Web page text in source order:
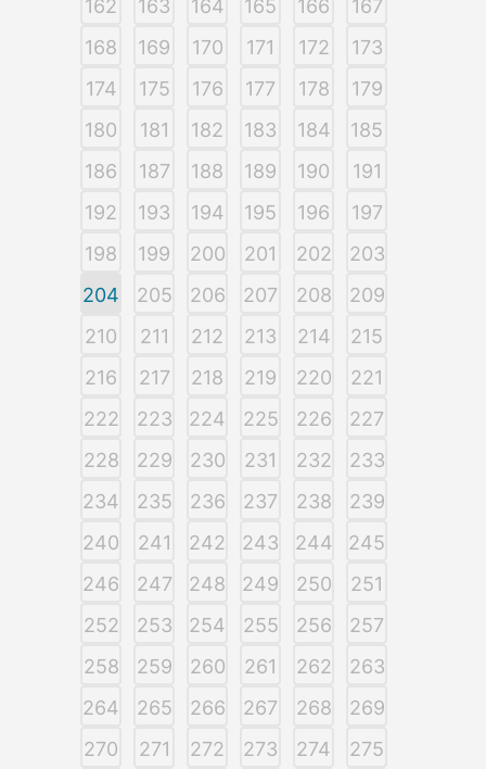
162
163 164 165 166
167
168
169 170 171 172
173
174
175 176 177 178
179
180
181 182 183 184
185
186
187 188 189 190
191
192
193 194 195 196
197
198
199 200 201 202
203
204
205 206 207 208
209
210
211 212 213 214
215
216
217 218 219 220
221
222
223 224 225 226
227
228
229 230 231 232
233
234
235 236 237 238
239
240
241 242 243 244
245
246
247 248 249 250
251
252
253 254 255 256
257
258
259 260 261 262
263
264
265 266 267 268
269
270
271 272 273 274
275